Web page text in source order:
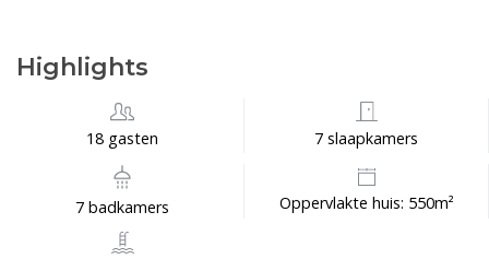
Highlights
18 gasten 7 slaapkamers
7 badkamers Oppervlakte huis: 550m²